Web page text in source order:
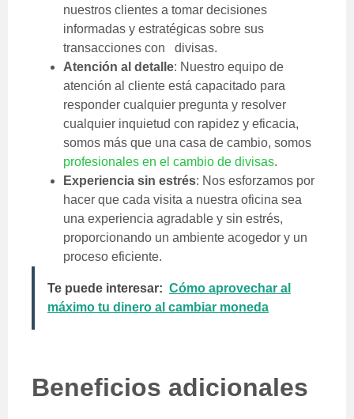
nuestros clientes a tomar decisiones
informadas y estratégicas sobre sus
transacciones con divisas.
Atención al detalle: Nuestro equipo de
atención al cliente está capacitado para
responder cualquier pregunta y resolver
cualquier inquietud con rapidez y eficacia,
somos más que una casa de cambio, somos
profesionales en el cambio de divisas.
Experiencia sin estrés: Nos esforzamos por
hacer que cada visita a nuestra oficina sea
una experiencia agradable y sin estrés,
proporcionando un ambiente acogedor y un
proceso eficiente.
Te puede interesar: Cómo aprovechar al
máximo tu dinero al cambiar moneda
Beneficios adicionales